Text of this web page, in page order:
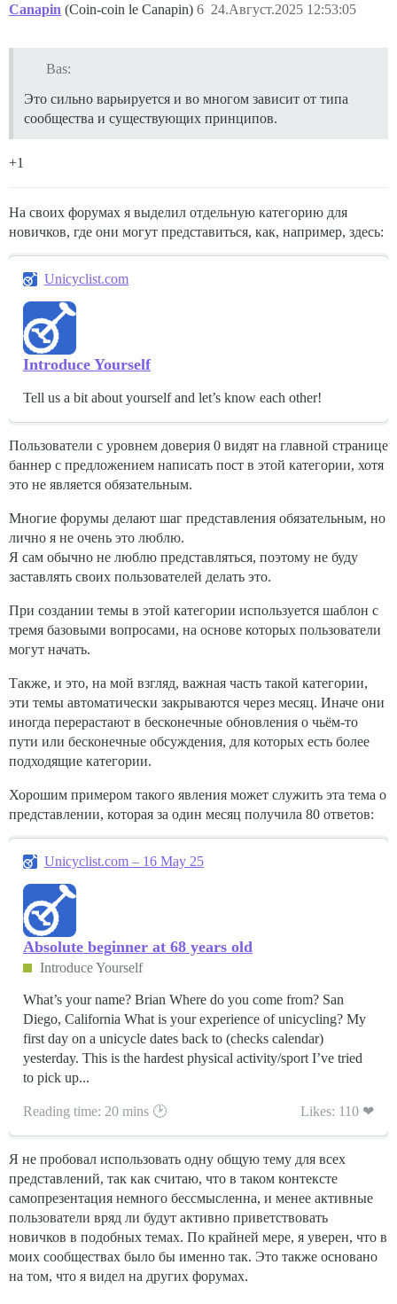
Canapin (Coin-coin le Canapin) 24.Август.2025 12:53:05
6
Bas:
Это сильно варьируется и во многом зависит от типа
сообщества и существующих принципов.
+1
На своих форумах я выделил отдельную категорию для
новичков, где они могут представиться, как, например, здесь:
Unicyclist.com
Introduce Yourself
Tell us a bit about yourself and let’s know each other!
Пользователи с уровнем доверия 0 видят на главной странице
баннер с предложением написать пост в этой категории, хотя
это не является обязательным.
Многие форумы делают шаг представления обязательным, но
лично я не очень это люблю.
Я сам обычно не люблю представляться, поэтому не буду
заставлять своих пользователей делать это.
При создании темы в этой категории используется шаблон с
тремя базовыми вопросами, на основе которых пользователи
могут начать.
Также, и это, на мой взгляд, важная часть такой категории,
эти темы автоматически закрываются через месяц. Иначе они
иногда перерастают в бесконечные обновления о чьём-то
пути или бесконечные обсуждения, для которых есть более
подходящие категории.
Хорошим примером такого явления может служить эта тема о
представлении, которая за один месяц получила 80 ответов:
Unicyclist.com – 16 May 25
Absolute beginner at 68 years old
Introduce Yourself
What’s your name? Brian Where do you come from? San
Diego, California What is your experience of unicycling? My
first day on a unicycle dates back to (checks calendar)
yesterday. This is the hardest physical activity/sport I’ve tried
to pick up...
Reading time: 20 mins 🕑 Likes: 110 ❤
Я не пробовал использовать одну общую тему для всех
представлений, так как считаю, что в таком контексте
самопрезентация немного бессмысленна, и менее активные
пользователи вряд ли будут активно приветствовать
новичков в подобных темах. По крайней мере, я уверен, что в
моих сообществах было бы именно так. Это также основано
на том, что я видел на других форумах.